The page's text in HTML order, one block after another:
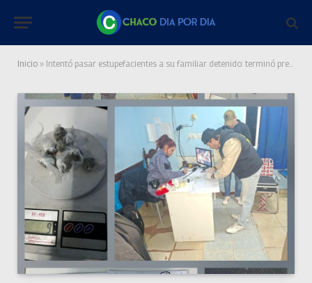
Inicio » Intentó pasar estupefacientes a su familiar detenido: terminó preso